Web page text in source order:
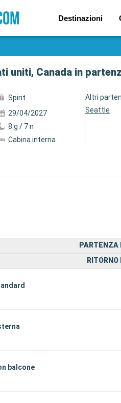
Destinazioni
uniti, Canada in
Spirit
29/04/2027
8 g / 7 n
Cabina interna
Altri
Seattle
PARTENZA
RITORNO
balcone